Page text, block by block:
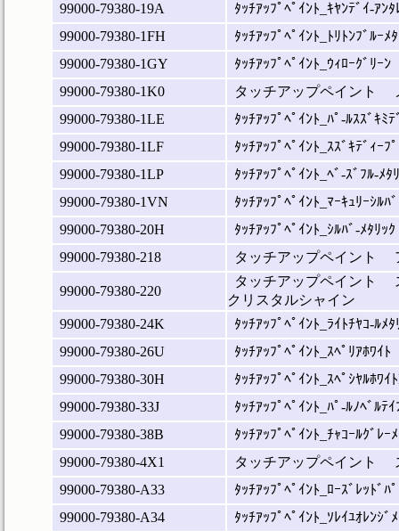
99000-79380-19A
ﾀｯﾁｱｯﾌﾟﾍﾟｲﾝﾄ_ｷﾔﾝﾃﾞｲ-ｱﾝﾀ
99000-79380-1FH
ﾀｯﾁｱｯﾌﾟﾍﾟｲﾝﾄ_ﾄﾘﾄﾝﾌﾞﾙｰﾒ
99000-79380-1GY
ﾀｯﾁｱｯﾌﾟﾍﾟｲﾝﾄ_ｳｨﾛｰｸﾞﾘｰﾝ
99000-79380-1K0
タッチアップペイント
99000-79380-1LE
ﾀｯﾁｱｯﾌﾟﾍﾟｲﾝﾄ_ﾊﾟ-ﾙｽｽﾞｷﾐﾃ
99000-79380-1LF
ﾀｯﾁｱｯﾌﾟﾍﾟｲﾝﾄ_ｽｽﾞｷﾃﾞｨｰﾌ
99000-79380-1LP
ﾀｯﾁｱｯﾌﾟﾍﾟｲﾝﾄ_ﾍﾞ-ｽﾞﾌﾙ-ﾒﾀ
99000-79380-1VN
ﾀｯﾁｱｯﾌﾟﾍﾟｲﾝﾄ_ﾏｰｷｭﾘｰｼﾙﾊ
99000-79380-20H
ﾀｯﾁｱｯﾌﾟﾍﾟｲﾝﾄ_ｼﾙﾊﾞ-ﾒﾀﾘｯｸ
99000-79380-218
タッチアップペイント
99000-79380-220
タッチアップペイント
クリスタルシャイン
99000-79380-24K
ﾀｯﾁｱｯﾌﾟﾍﾟｲﾝﾄ_ﾗｲﾄﾁﾔｺ-ﾙﾒﾀ
99000-79380-26U
ﾀｯﾁｱｯﾌﾟﾍﾟｲﾝﾄ_ｽﾍﾟﾘｱﾎﾜｲﾄ
99000-79380-30H
ﾀｯﾁｱｯﾌﾟﾍﾟｲﾝﾄ_ｽﾍﾟｼﾔﾙﾎﾜｲ
99000-79380-33J
ﾀｯﾁｱｯﾌﾟﾍﾟｲﾝﾄ_ﾊﾟ-ﾙﾉﾍﾞﾙﾃｲ
99000-79380-38B
ﾀｯﾁｱｯﾌﾟﾍﾟｲﾝﾄ_ﾁｬｺｰﾙｸﾞﾚｰ
99000-79380-4X1
タッチアップペイント
99000-79380-A33
ﾀｯﾁｱｯﾌﾟﾍﾟｲﾝﾄ_ﾛｰｽﾞﾚｯﾄﾞﾊ
99000-79380-A34
ﾀｯﾁｱｯﾌﾟﾍﾟｲﾝﾄ_ｿﾚｲﾕｵﾚﾝｼﾞ